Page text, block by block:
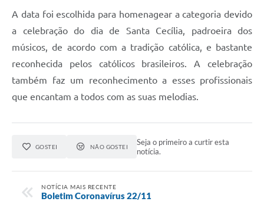
A data foi escolhida para homenagear a categoria devido
a celebração do dia de Santa Cecília, padroeira dos
músicos, de acordo com a tradição católica, e bastante
reconhecida pelos católicos brasileiros. A celebração
também faz um reconhecimento a esses profissionais
que encantam a todos com as suas melodias.
GOSTEI NÃO GOSTEI
Seja o primeiro a curtir esta
notícia.
NOTÍCIA MAIS RECENTE
Boletim Coronavírus 22/11